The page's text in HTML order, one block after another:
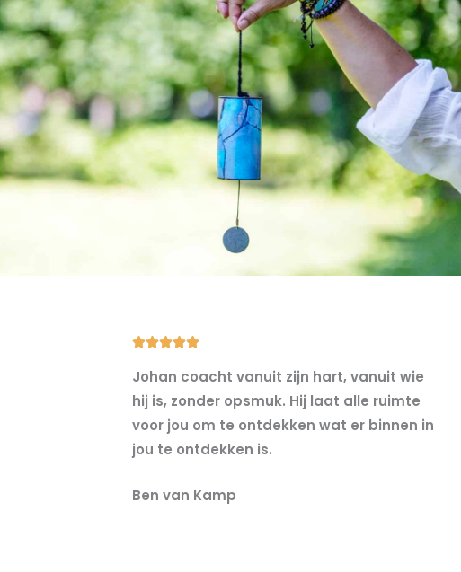
5
Johan coacht vanuit zijn hart, vanuit wie
hij is, zonder opsmuk. Hij laat alle ruimte
voor jou om te ontdekken wat er binnen in
jou te ontdekken is.
Ben van Kamp